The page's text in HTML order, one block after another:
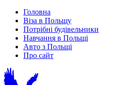
Головна
Віза в Польщу
Потрібні будівельники
Навчання в Польщі
Авто з Польщі
Про сайт